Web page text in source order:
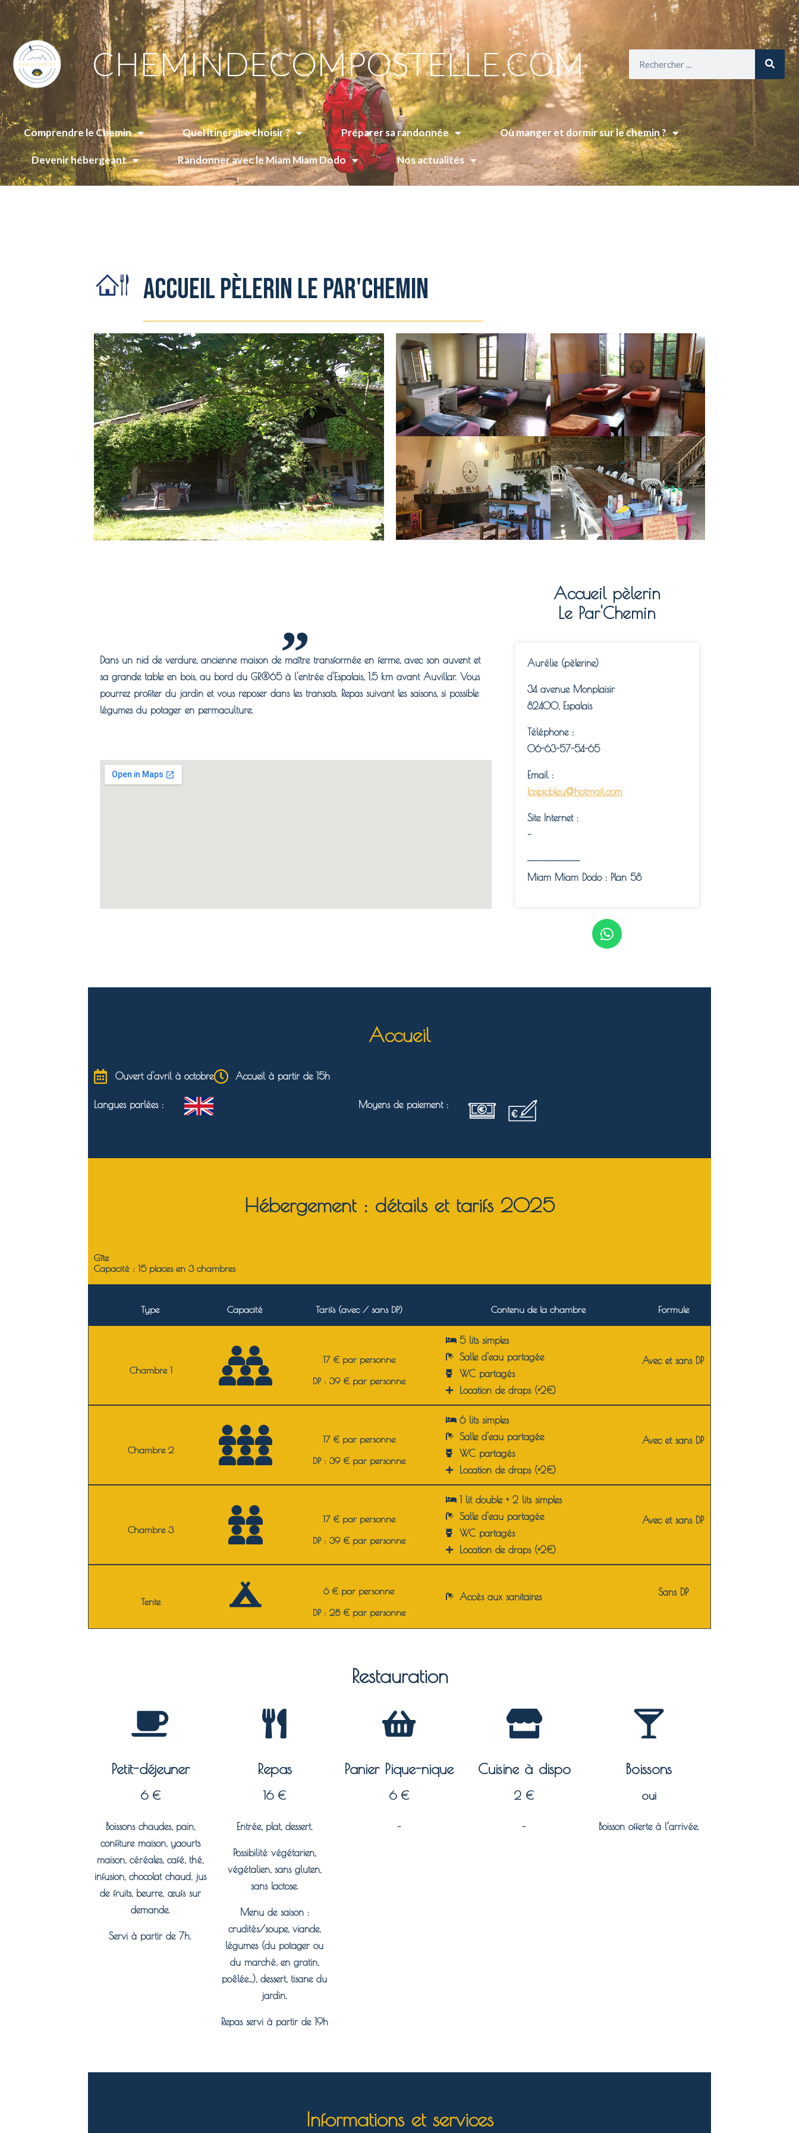
CHEMINDECOMPOSTELLE.COM
Comprendre le Chemin Quel itinéraire choisir ? Préparer sa randonnée Où manger et dormir sur le chemin ?
Devenir hébergeant Randonner avec le Miam Miam Dodo Nos actualités
ACCUEIL PÈLERIN LE PAR'CHEMIN
Dans un nid de verdure, ancienne maison de maître transformée en ferme, avec son auvent et
sa grande table en bois, au bord du GR®65 à l'entrée d'Espalais, 1,5 km avant Auvillar. Vous
pourrez profiter du jardin et vous reposer dans les transats. Repas suivant les saisons, si possible
légumes du potager en permaculture.
Accueil pèlerin
Le Par'Chemin
Aurélie (pèlerine)
34 avenue Monplaisir
82400,Espalais
Téléphone :
06-63-57-54-65
Email :
laspicbleu@hotmail.com
Site Internet :
–
———————————
Miam Miam Dodo : Plan 58
Accueil
Ouvert d'avril à octobre Accueil à partir de 15h
Langues parlées : Moyens de paiement :
Hébergement : détails et tarifs 2025
Gîte
Capacité : 15 places en 3 chambres
Type Capacité Tarifs (avec / sans DP) Contenu de la chambre Formule
Chambre 1
17 € par personne
DP : 39 € par personne
5 lits simples
Salle d'eau partagée
WC partagés
Location de draps (+2€)
Avec et sans DP
Chambre 2
17 € par personne
DP : 39 € par personne
6 lits simples
Salle d'eau partagée
WC partagés
Location de draps (+2€)
Avec et sans DP
Chambre 3
17 € par personne
DP : 39 € par personne
1 lit double + 2 lits simples
Salle d'eau partagée
WC partagés
Location de draps (+2€)
Avec et sans DP
Tente
6 € par personne
DP : 28 € par personne
Accès aux sanitaires Sans DP
Restauration
Petit-déjeuner
6 €
Boissons chaudes, pain,
confiture maison, yaourts
maison, céréales, café, thé,
infusion, chocolat chaud, jus
de fruits, beurre, œufs sur
demande.
Servi à partir de 7h.
Repas
16 €
Entrée, plat, dessert.
Possibilité végétarien,
végétalien, sans gluten,
sans lactose.
Menu de saison :
crudités/soupe, viande,
légumes (du potager ou
du marché, en gratin,
poêlée…), dessert, tisane du
jardin.
Repas servi à partir de 19h
Panier Pique-nique
6 €
–
Cuisine à dispo
2 €
–
Boissons
oui
Boisson offerte à l’arrivée.
Informations et services